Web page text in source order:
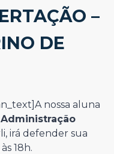
–
DE
nossa aluna
irá defender sua
18h.